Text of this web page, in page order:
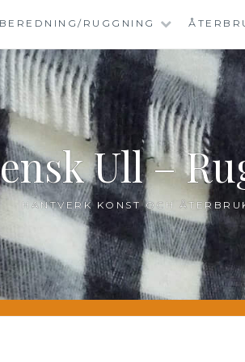
BEREDNING/RUGGNING
Ull –
HANTVERK KONST OCH